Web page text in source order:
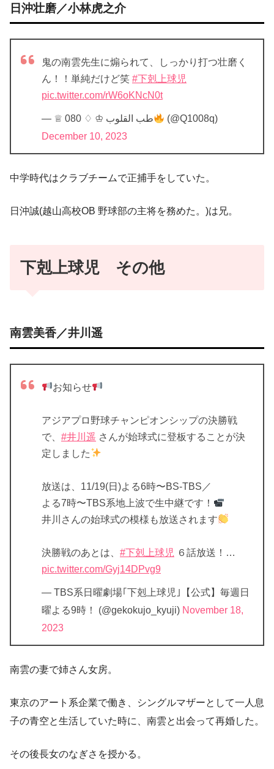
日沖壮磨／小林虎之介
鬼の南雲先生に煽られて、しっかり打つ壮磨く
ん！！単純だけど笑 #下剋上球児
pic.twitter.com/rW6oKNcN0t
— ♕ طب القلوب ♔ ♢ 080
(@Q1008q)
December 10, 2023
中学時代はクラブチームで正捕手をしていた。
日沖誠(越山高校OB 野球部の主将を務めた。)は兄。
下剋上球児 その他
南雲美香／井川遥
お知らせ
アジアプロ野球チャンピオンシップの決勝戦
で、 #井川遥 さんが始球式に登板することが決
定しました
放送は、11/19(日)よる6時〜BS-TBS／
よる7時〜TBS系地上波で生中継です！
井川さんの始球式の模様も放送されます
決勝戦のあとは、 #下剋上球児 ６話放送！…
pic.twitter.com/Gyj14DPvg9
— TBS系日曜劇場｢下剋上球児｣【公式】毎週日
曜よる9時！ (@gekokujo_kyuji) November 18,
2023
南雲の妻で姉さん女房。
東京のアート系企業で働き、シングルマザーとして一人息
子の青空と生活していた時に、南雲と出会って再婚した。
その後長女のなぎさを授かる。